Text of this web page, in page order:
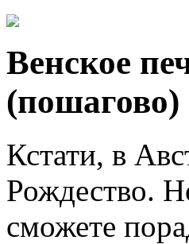
Венское
(пошагово)
Кстати, в
Рождество.
сможете